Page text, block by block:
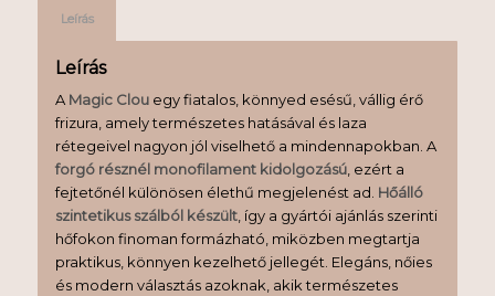
Leírás
Leírás
A Magic Clouegy fiatalos, könnyed esésű, vállig érő
frizura, amely természetes hatásával és laza
rétegeivel nagyon jól viselhető a mindennapokban. A
forgó résznél monofilament kidolgozású, ezért a
fejtetőnél különösen élethű megjelenést ad. Hőálló
szintetikus szálból készült, így a gyártói ajánlás szerinti
hőfokon finoman formázható, miközben megtartja
praktikus, könnyen kezelhető jellegét. Elegáns, nőies
és modern választás azoknak, akik természetes